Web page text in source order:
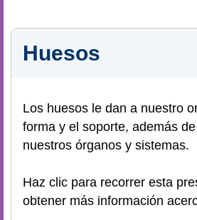
Huesos
Los huesos le dan a nuestro
forma y el soporte, además
nuestros órganos y sistemas.
Haz clic para recorrer esta
obtener más información